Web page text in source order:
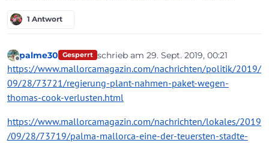
1 Antwort
Offline
palme30 Gesperrt schrieb am 29. Sept. 2019, 00:21
zuletzt editiert von palme30
https://www.mallorcamagazin.com/nachrichten/politik/2019/
09/28/73721/regierung-plant-nahmen-paket-wegen-
thomas-cook-verlusten.html
https://www.mallorcamagazin.com/nachrichten/lokales/2019
/09/28/73719/palma-mallorca-eine-der-teuersten-stadte-